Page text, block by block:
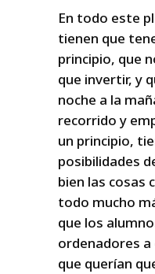
En todo este
tienen que
principio, que
que invertir, y
noche a la
recorrido y
un principio,
posibilidades
bien las cosas
todo mucho
que los
ordenadores
que querían